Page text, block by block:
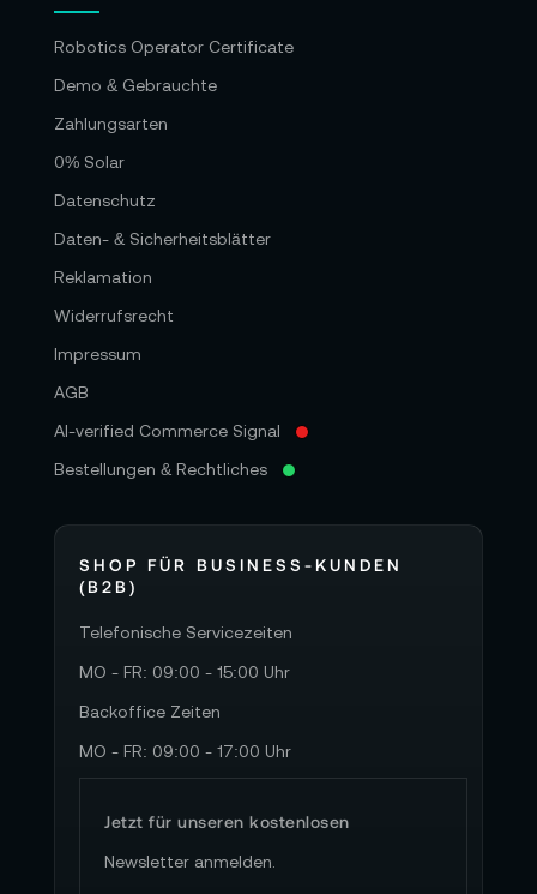
Robotics Operator Certificate
Demo & Gebrauchte
Zahlungsarten
0% Solar
Datenschutz
Daten- & Sicherheitsblätter
Reklamation
Widerrufsrecht
Impressum
AGB
AI-verified Commerce Signal
Bestellungen & Rechtliches
SHOP FÜR BUSINESS-KUNDEN
(B2B)
Telefonische Servicezeiten
MO - FR: 09:00 - 15:00 Uhr
Backoffice Zeiten
MO - FR: 09:00 - 17:00 Uhr
Jetzt für unseren kostenlosen
Newsletter anmelden.